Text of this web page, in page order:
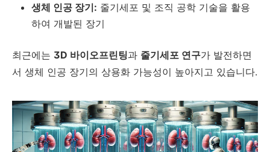
생체 인공 장기: 줄기세포 및 조직 공학 기술을 활용
하여 개발된 장기
최근에는 3D 바이오프린팅과 줄기세포 연구가 발전하면
서 생체 인공 장기의 상용화 가능성이 높아지고 있습니다.